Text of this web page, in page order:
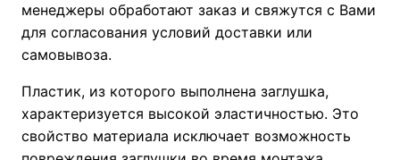
менеджеры обработают заказ и свяжутся с Вами
для согласования условий доставки или
самовывоза.
Пластик, из которого выполнена заглушка,
характеризуется высокой эластичностью. Это
свойство материала исключает возможность